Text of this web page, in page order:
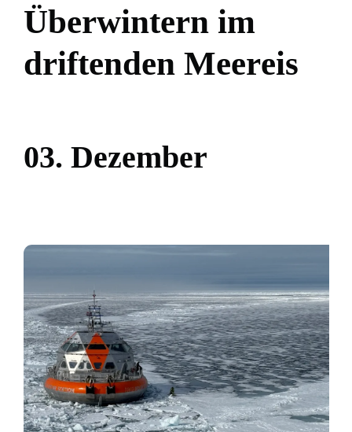
Überwintern im
driftenden Meereis
03. Dezember